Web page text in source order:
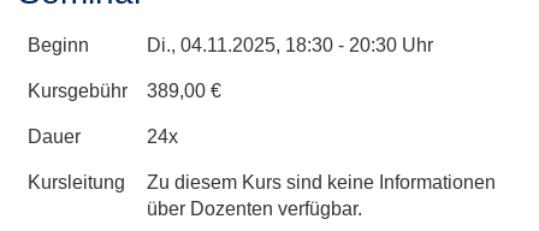
Beginn Di., 04.11.2025, 18:30 - 20:30 Uhr
Kursgebühr 389,00 €
Dauer 24x
Kursleitung
Zu diesem Kurs sind keine Informationen
über Dozenten verfügbar.